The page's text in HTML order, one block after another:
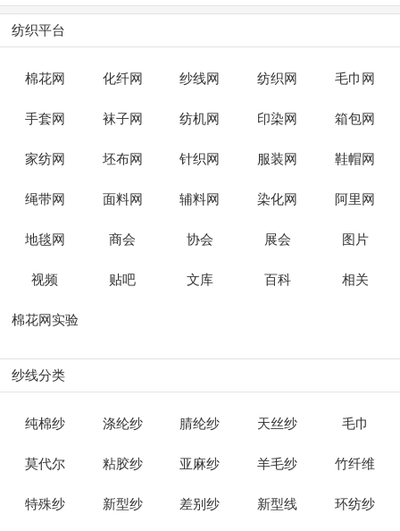
纺织平台
棉花网 化纤网 纱线网 纺织网 毛巾网
手套网 袜子网 纺机网 印染网 箱包网
家纺网 坯布网 针织网 服装网 鞋帽网
绳带网 面料网 辅料网 染化网 阿里网
地毯网 商会 协会 展会 图片
视频 贴吧 文库 百科 相关
棉花网实验
纱线分类
纯棉纱 涤纶纱 腈纶纱 天丝纱 毛巾
莫代尔 粘胶纱 亚麻纱 羊毛纱 竹纤维
特殊纱 新型纱 差别纱 新型线 环纺纱